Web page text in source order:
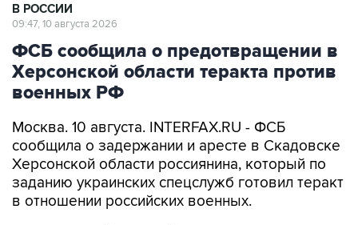
В РОССИИ
09:47, 10 августа 2026
ФСБ сообщила о предотвращении в
Херсонской области теракта против
военных РФ
Москва. 10 августа. INTERFAX.RU - ФСБ
сообщила о задержании и аресте в Скадовске
Херсонской области россиянина, который по
заданию украинских спецслужб готовил теракт
в отношении российских военных.